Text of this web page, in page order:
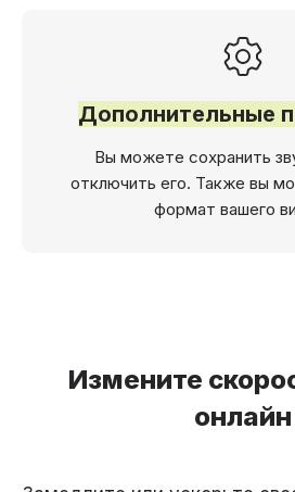
Дополнительные
Вы можете сохранить
отключить его. Также вы
формат вашего
Измените
онлайн